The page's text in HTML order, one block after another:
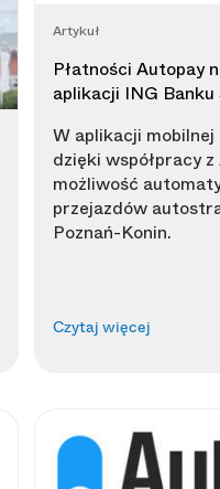
Artykuł
Płatności Autopay
aplikacji ING Banku
W aplikacji
dzięki współpracy
możliwość
przejazdów
Poznań-Konin.
Czytaj więcej